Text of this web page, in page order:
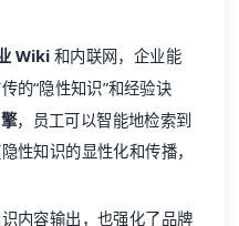
Wiki和内联网，企业能
的“隐性知识”和经验诀
，员工可以智能地检索到
性知识的显性化和传播，
内容输出，也强化了品牌